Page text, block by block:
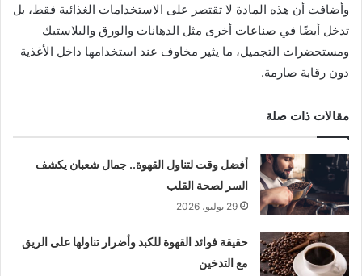
وأضافت أن هذه المادة لا تقتصر على الاستخدامات الغذائية فقط، بل
تدخل أيضًا في صناعات أخرى مثل الدهانات والورق والبلاستيك
ومستحضرات التجميل، ما يثير مخاوف عند استخدامها داخل الأغذية
دون رقابة صارمة.
مقالات ذات صلة
أفضل وقت لتناول القهوة.. جمال شعبان يكشف
السر لصحة القلب
29 يوليو، 2026
حقيقة فوائد القهوة للكبد وأضرار تناولها على الريق
مع التدخين